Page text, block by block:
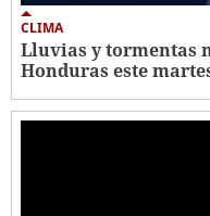
CLIMA
Lluvias y tormentas
Honduras este